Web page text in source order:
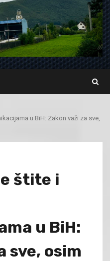
u BiH: Zakon važi za sve,
štite i
u BiH:
sve, osim